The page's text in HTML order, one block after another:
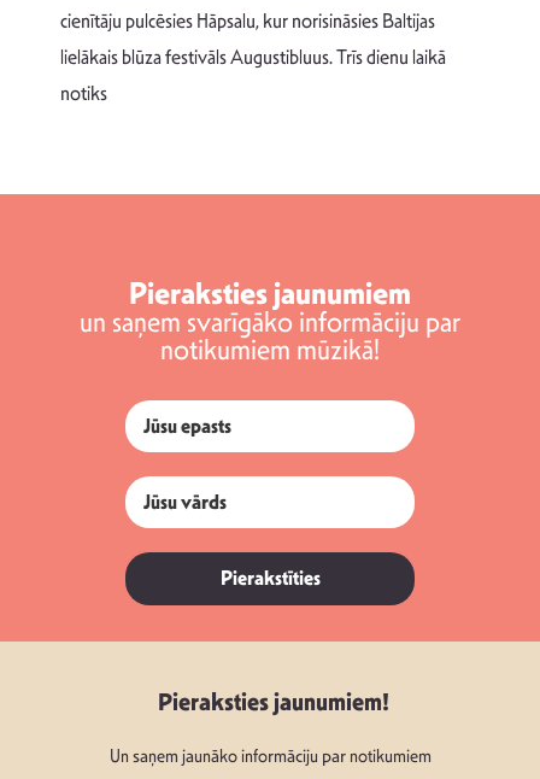
cienītāju pulcēsies Hāpsalu, kur norisināsies Baltijas
lielākais blūza festivāls Augustibluus. Trīs dienu laikā
notiks
Pieraksties jaunumiem
un saņem svarīgāko informāciju par
notikumiem mūzikā!
Pierakstīties
Pieraksties jaunumiem!
Un saņem jaunāko informāciju par notikumiem